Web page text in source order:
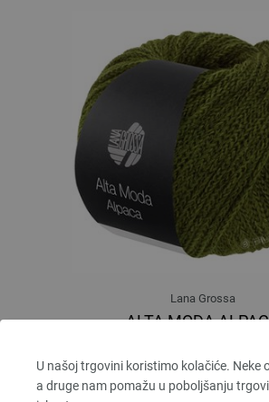
U našoj trgovini koristimo kolačiće. Neke
a druge nam pomažu u poboljšanju
Lana Grossa
ALTA MODA
Dužina: otprilike 140 m /
Većina igle: 5 - 6